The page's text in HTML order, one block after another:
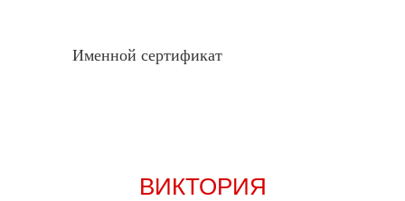
Именной сертификат
ВИКТОРИЯ